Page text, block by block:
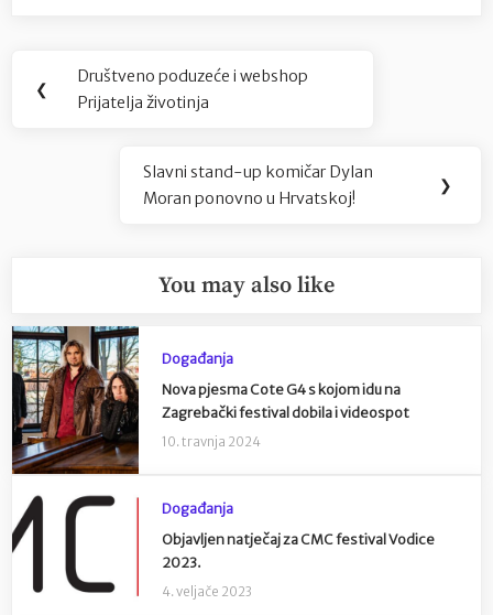
Navigacija
objava
❮
Previous
Post:
Društveno poduzeće i webshop
Prijatelja životinja
Next
Post:
Slavni stand-up komičar Dylan
Moran ponovno u Hrvatskoj!
❯
You may also like
Događanja
Nova pjesma Cote G4 s kojom idu na
Zagrebački festival dobila i videospot
10. travnja 2024
Događanja
Objavljen natječaj za CMC festival Vodice
2023.
4. veljače 2023